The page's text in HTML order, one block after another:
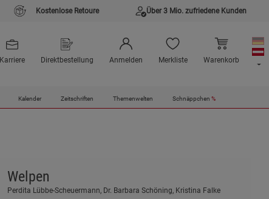
Kostenlose Retoure Über 3 Mio. zufriedene Kunden
Karriere Direktbestellung Anmelden Merkliste Warenkorb
Kalender Zeitschriften Themenwelten Schnäppchen %
Welpen
Perdita Lübbe-Scheuermann, Dr. Barbara Schöning, Kristina Falke